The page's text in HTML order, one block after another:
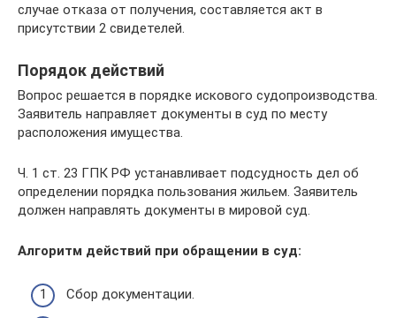
случае отказа от получения, составляется акт в
присутствии 2 свидетелей.
Порядок действий
Вопрос решается в порядке искового судопроизводства.
Заявитель направляет документы в суд по месту
расположения имущества.
Ч. 1 ст. 23 ГПК РФ устанавливает подсудность дел об
определении порядка пользования жильем. Заявитель
должен направлять документы в мировой суд.
Алгоритм действий при обращении в суд:
Сбор документации.